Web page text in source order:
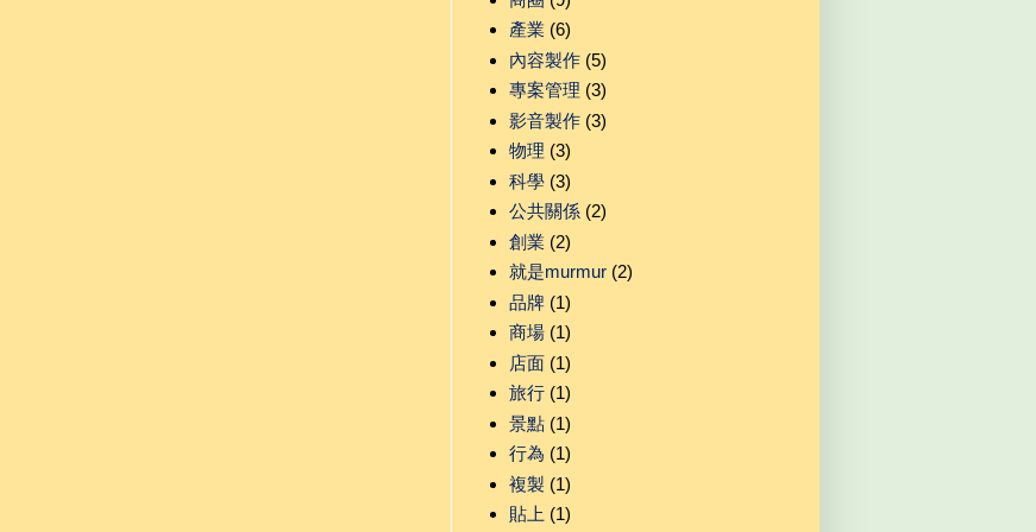
產業 (6)
內容製作 (5)
專案管理 (3)
影音製作 (3)
物理 (3)
科學 (3)
公共關係 (2)
創業 (2)
就是murmur (2)
品牌 (1)
商場 (1)
店面 (1)
旅行 (1)
景點 (1)
行為 (1)
複製 (1)
貼上 (1)